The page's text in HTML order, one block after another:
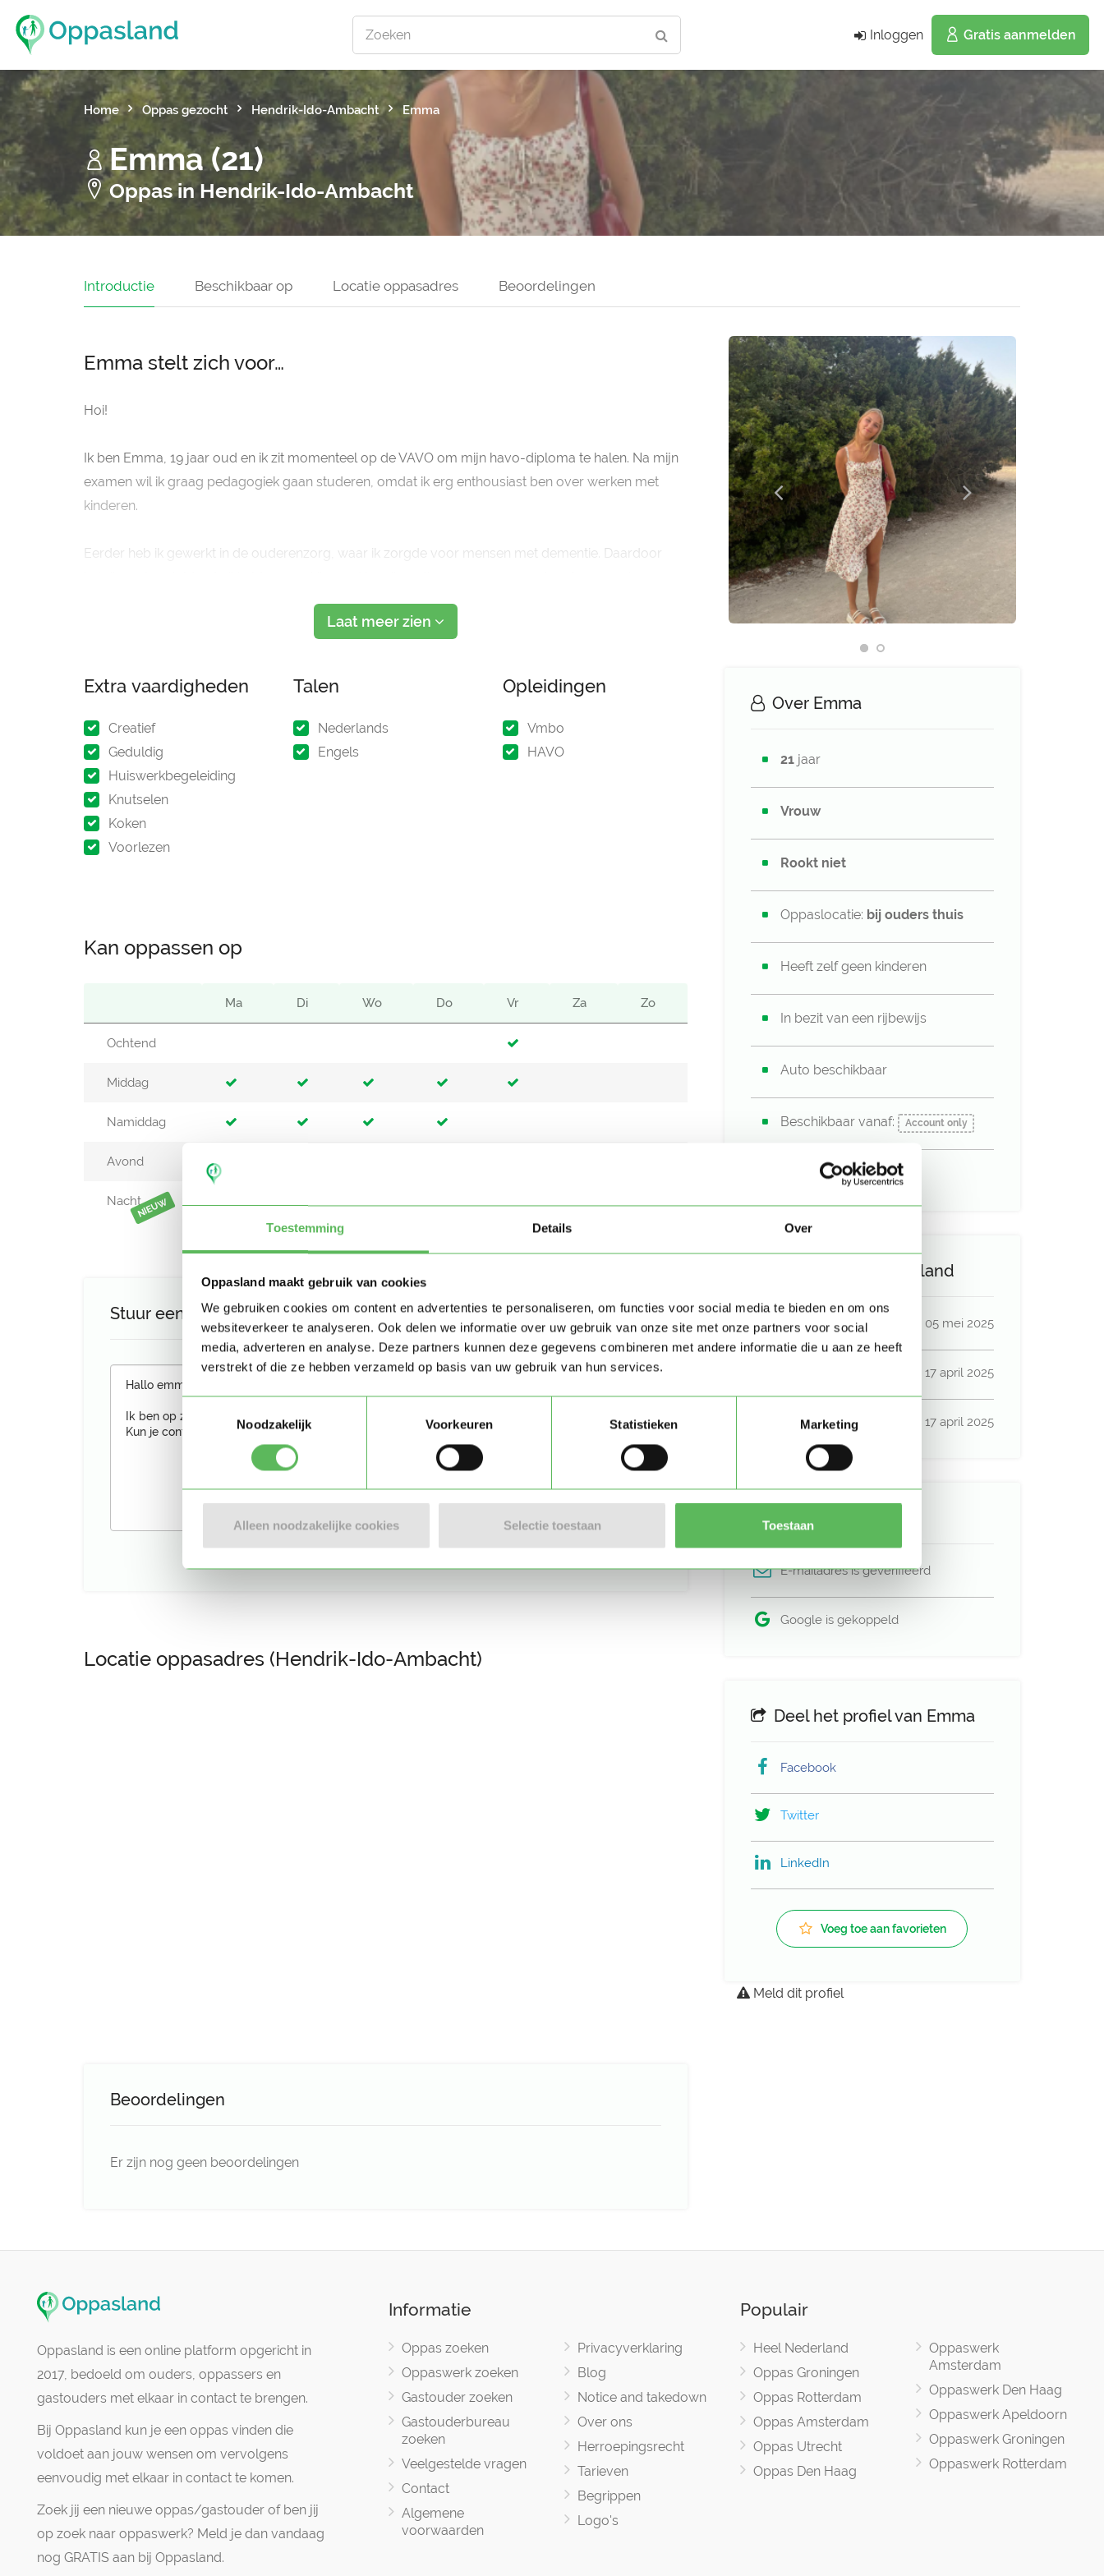
Toestemming Details Over
Oppasland maakt gebruik van cookies
We gebruiken cookies om content en advertenties te personaliseren, om functies voor social media te bieden en om ons
websiteverkeer te analyseren. Ook delen we informatie over uw gebruik van onze site met onze partners voor social
media, adverteren en analyse. Deze partners kunnen deze gegevens combineren met andere informatie die u aan ze heeft
verstrekt of die ze hebben verzameld op basis van uw gebruik van hun services.
Noodzakelijk
Voorkeuren Statistieken Marketing
Alleen noodzakelijke cookies Selectie toestaan Toestaan
Zoeken Inloggen Gratis aanmelden
Home Oppas gezocht Hendrik-Ido-Ambacht Emma
Emma (21)
Oppas in Hendrik-Ido-Ambacht
Introductie Beschikbaar op Locatie oppasadres Beoordelingen
Over Emma
21 jaar
Vrouw
Rookt niet
Oppaslocatie: bij ouders thuis
Heeft zelf geen kinderen
In bezit van een rijbewijs
Auto beschikbaar
Beschikbaar vanaf: Account only
Uurtarief: Account only
Activiteit op Oppasland
Laatste activiteit 05 mei 2025
17 april 2025
Profiel bijgewerkt 17 april 2025
Verificaties
E-mailadres is geverifieerd
Google is gekoppeld
Deel het profiel van Emma
Facebook
Twitter
LinkedIn
Voeg toe aan favorieten
Meld dit profiel
Emma stelt zich voor…
Hoi!
Ik ben Emma, 19 jaar oud en ik zit momenteel op de VAVO om mijn havo-diploma te halen. Na mijn
examen wil ik graag pedagogiek gaan studeren, omdat ik erg enthousiast ben over werken met
kinderen.
Eerder heb ik gewerkt in de ouderenzorg, waar ik zorgde voor mensen met dementie. Daardoor
Laat meer zien
Extra vaardigheden
Creatief
Geduldig
Huiswerkbegeleiding
Knutselen
Koken
Voorlezen
Talen
Nederlands
Engels
Opleidingen
Vmbo
HAVO
Kan oppassen op
Ma Di Wo Do Vr Za Zo
Ochtend
Middag
Namiddag
Avond
NachtNIEUW
Stuur een bericht aan Emma
Stuur bericht
Locatie oppasadres (Hendrik-Ido-Ambacht)
Beoordelingen
Er zijn nog geen beoordelingen
Oppasland is een online platform opgericht in
2017, bedoeld om ouders, oppassers en
gastouders met elkaar in contact te brengen.
Bij Oppasland kun je een oppas vinden die
voldoet aan jouw wensen om vervolgens
eenvoudig met elkaar in contact te komen.
Zoek jij een nieuwe oppas/gastouder of ben jij
op zoek naar oppaswerk? Meld je dan vandaag
nog GRATIS aan bij Oppasland.
Informatie
Oppas zoeken
Oppaswerk zoeken
Gastouder zoeken
Gastouderbureau
zoeken
Veelgestelde vragen
Contact
Algemene
voorwaarden
Privacyverklaring
Blog
Notice and takedown
Over ons
Herroepingsrecht
Tarieven
Begrippen
Logo's
Populair
Heel Nederland
Oppas Groningen
Oppas Rotterdam
Oppas Amsterdam
Oppas Utrecht
Oppas Den Haag
Oppaswerk
Amsterdam
Oppaswerk Den Haag
Oppaswerk Apeldoorn
Oppaswerk Groningen
Oppaswerk Rotterdam